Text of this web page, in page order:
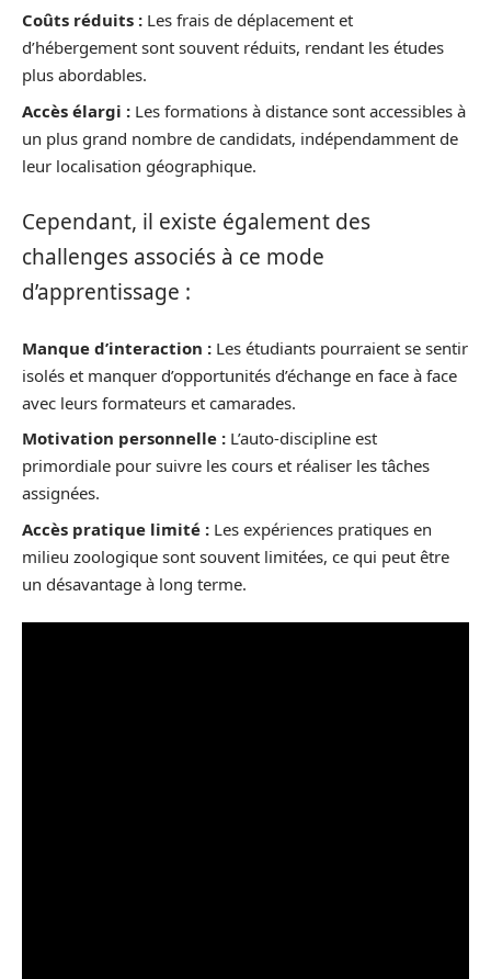
Coûts réduits : Les frais de déplacement et
d’hébergement sont souvent réduits, rendant les études
plus abordables.
Accès élargi : Les formations à distance sont accessibles à
un plus grand nombre de candidats, indépendamment de
leur localisation géographique.
Cependant, il existe également des
challenges associés à ce mode
d’apprentissage :
Manque d’interaction : Les étudiants pourraient se sentir
isolés et manquer d’opportunités d’échange en face à face
avec leurs formateurs et camarades.
Motivation personnelle : L’auto-discipline est
primordiale pour suivre les cours et réaliser les tâches
assignées.
Accès pratique limité : Les expériences pratiques en
milieu zoologique sont souvent limitées, ce qui peut être
un désavantage à long terme.